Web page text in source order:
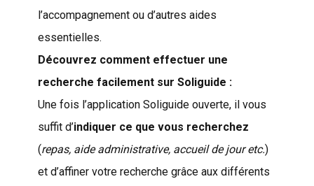
l’accompagnement ou d’autres aides
essentielles.
Découvrez comment effectuer une
recherche facilement sur Soliguide :
Une fois l’application Soliguide ouverte, il vous
suffit d’indiquer ce que vous recherchez
(repas, aide administrative, accueil de jour etc.)
et d’affiner votre recherche grâce aux différents